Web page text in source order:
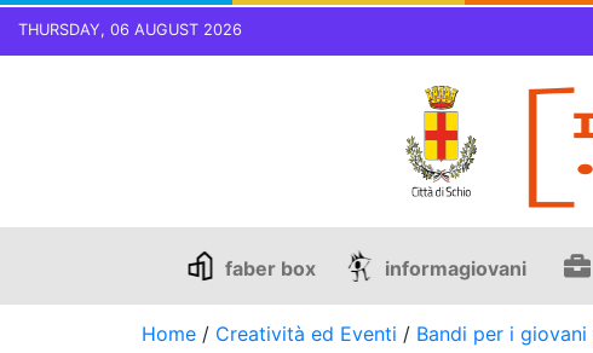
THURSDAY, 06 AUGUST 2026
faber box informagiovani
Home / Creatività ed Eventi / Bandi per i giovani